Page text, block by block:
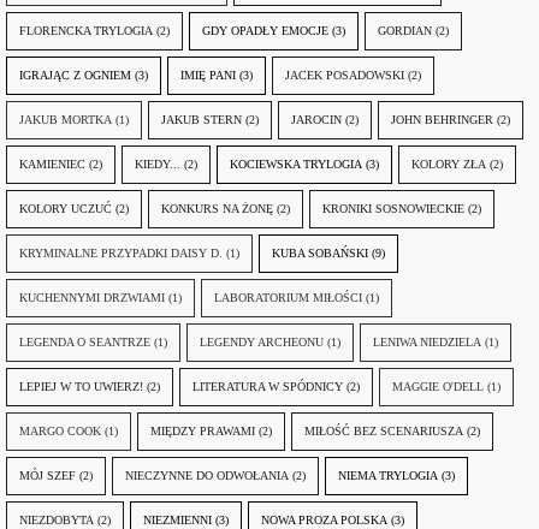
FLORENCKA TRYLOGIA (2) GDY OPADŁY EMOCJE (3) GORDIAN (2)
IGRAJĄC Z OGNIEM (3) IMIĘ PANI (3) JACEK POSADOWSKI (2)
JAKUB MORTKA (1) JAKUB STERN (2) JAROCIN (2) JOHN BEHRINGER (2)
KAMIENIEC (2) KIEDY... (2) KOCIEWSKA TRYLOGIA (3) KOLORY ZŁA (2)
KOLORY UCZUĆ (2) KONKURS NA ŻONĘ (2) KRONIKI SOSNOWIECKIE (2)
KRYMINALNE PRZYPADKI DAISY D. (1) KUBA SOBAŃSKI (9)
KUCHENNYMI DRZWIAMI (1) LABORATORIUM MIŁOŚCI (1)
LEGENDA O SEANTRZE (1) LEGENDY ARCHEONU (1) LENIWA NIEDZIELA (1)
LEPIEJ W TO UWIERZ! (2) LITERATURA W SPÓDNICY (2) MAGGIE O'DELL (1)
MARGO COOK (1) MIĘDZY PRAWAMI (2) MIŁOŚĆ BEZ SCENARIUSZA (2)
MÓJ SZEF (2) NIECZYNNE DO ODWOŁANIA (2) NIEMA TRYLOGIA (3)
NIEZDOBYTA (2) NIEZMIENNI (3) NOWA PROZA POLSKA (3)